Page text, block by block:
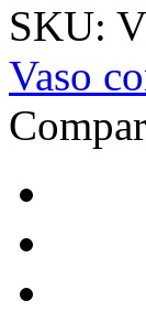
SKU:
Vaso